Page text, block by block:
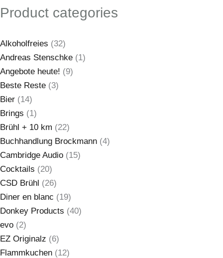
Product categories
Alkoholfreies (32)
Andreas Stenschke (1)
Angebote heute! (9)
Beste Reste (3)
Bier (14)
Brings (1)
Brühl + 10 km (22)
Buchhandlung Brockmann (4)
Cambridge Audio (15)
Cocktails (20)
CSD Brühl (26)
Diner en blanc (19)
Donkey Products (40)
evo (2)
EZ Originalz (6)
Flammkuchen (12)